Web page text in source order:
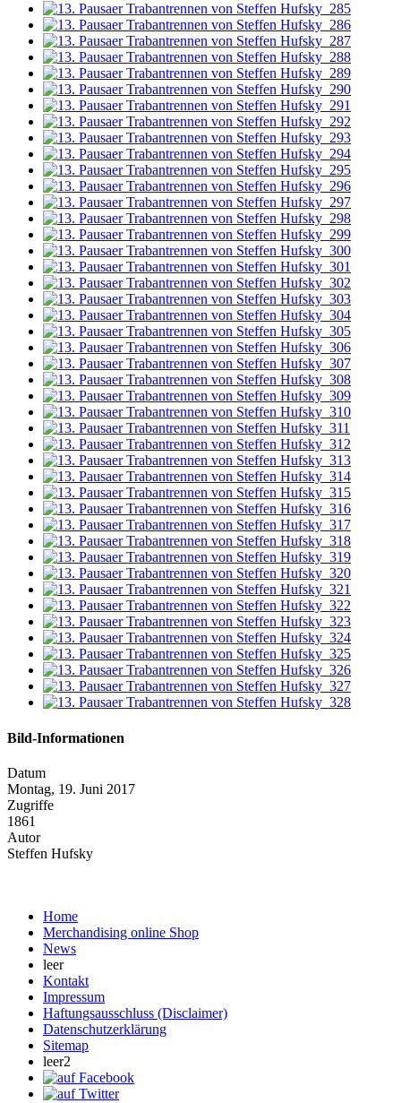
Bild-Informationen
Datum
Montag, 19. Juni 2017
Zugriffe
1861
Autor
Steffen Hufsky
Home
Merchandising online Shop
News
leer
Kontakt
Impressum
Haftungsausschluss (Disclaimer)
Datenschutzerklärung
Sitemap
leer2